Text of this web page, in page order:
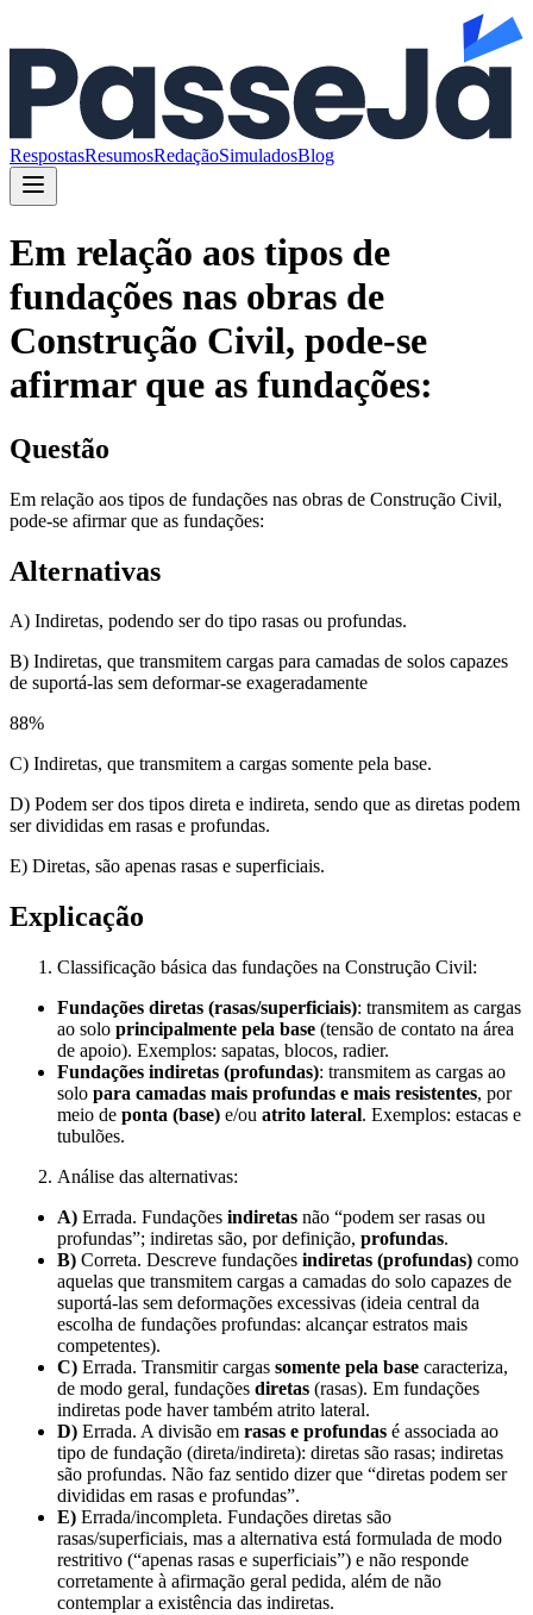
RespostasResumosRedaçãoSimuladosBlog
Em relação aos tipos de
fundações nas obras de
Construção Civil, pode-se
afirmar que as fundações:
Questão
Em relação aos tipos de fundações nas obras de Construção Civil,
pode-se afirmar que as fundações:
Alternativas
A) Indiretas, podendo ser do tipo rasas ou profundas.
B) Indiretas, que transmitem cargas para camadas de solos capazes
de suportá-las sem deformar-se exageradamente
88%
C) Indiretas, que transmitem a cargas somente pela base.
D) Podem ser dos tipos direta e indireta, sendo que as diretas podem
ser divididas em rasas e profundas.
E) Diretas, são apenas rasas e superficiais.
Explicação
Classificação básica das fundações na Construção Civil:
Fundações diretas (rasas/superficiais): transmitem as cargas
ao solo principalmente pela base (tensão de contato na área
de apoio). Exemplos: sapatas, blocos, radier.
Fundações indiretas (profundas): transmitem as cargas ao
solo para camadas mais profundas e mais resistentes, por
meio de ponta (base) e/ou atrito lateral. Exemplos: estacas e
tubulões.
Análise das alternativas:
A) Errada. Fundações indiretas não “podem ser rasas ou
profundas”; indiretas são, por definição, profundas.
B) Correta. Descreve fundações indiretas (profundas) como
aquelas que transmitem cargas a camadas do solo capazes de
suportá-las sem deformações excessivas (ideia central da
escolha de fundações profundas: alcançar estratos mais
competentes).
C) Errada. Transmitir cargas somente pela base caracteriza,
de modo geral, fundações diretas (rasas). Em fundações
indiretas pode haver também atrito lateral.
D) Errada. A divisão em rasas e profundas é associada ao
tipo de fundação (direta/indireta): diretas são rasas; indiretas
são profundas. Não faz sentido dizer que “diretas podem ser
divididas em rasas e profundas”.
E) Errada/incompleta. Fundações diretas são
rasas/superficiais, mas a alternativa está formulada de modo
restritivo (“apenas rasas e superficiais”) e não responde
corretamente à afirmação geral pedida, além de não
contemplar a existência das indiretas.